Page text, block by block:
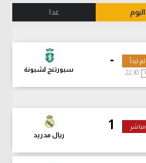
اليوم غدا
-
سبورتنج لشبونة
لم تبدأ
1
ريال مدريد
مباشر